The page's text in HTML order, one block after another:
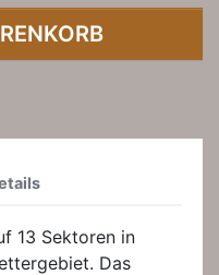
13 Sektoren in
Das